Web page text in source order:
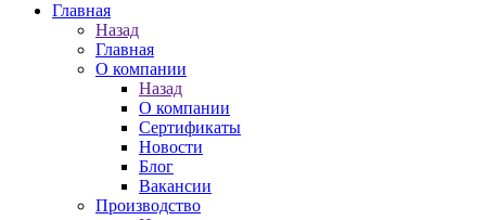
Главная
Назад
Главная
О компании
Назад
О компании
Сертификаты
Новости
Блог
Вакансии
Производство